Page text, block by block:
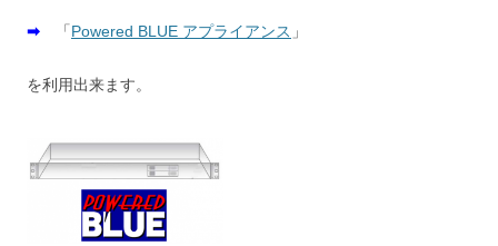
➡ 「Powered BLUE アプライアンス 」
を利用出来ます。